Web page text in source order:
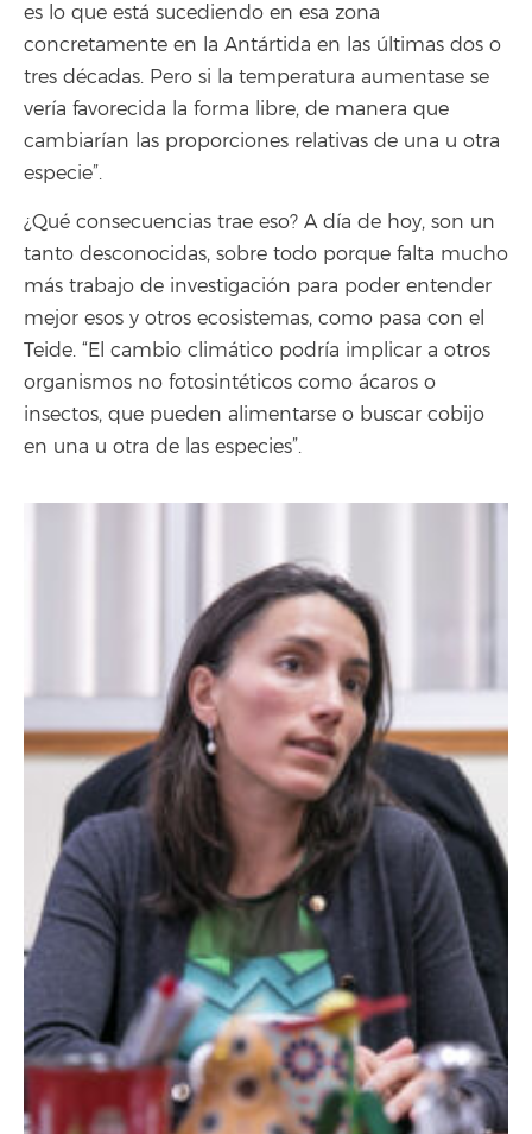
es lo que está sucediendo en esa zona
concretamente en la Antártida en las últimas dos o
tres décadas. Pero si la temperatura aumentase se
vería favorecida la forma libre, de manera que
cambiarían las proporciones relativas de una u otra
especie”.
¿Qué consecuencias trae eso? A día de hoy, son un
tanto desconocidas, sobre todo porque falta mucho
más trabajo de investigación para poder entender
mejor esos y otros ecosistemas, como pasa con el
Teide. “El cambio climático podría implicar a otros
organismos no fotosintéticos como ácaros o
insectos, que pueden alimentarse o buscar cobijo
en una u otra de las especies”.